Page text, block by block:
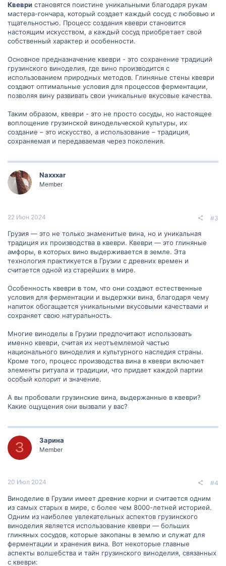
Квеври становятся поистине уникальными благодаря рукам
мастера-гончара, который создает каждый сосуд с любовью и
тщательностью. Процесс создания квеври становится
настоящим искусством, а каждый сосуд приобретает свой
собственный характер и особенности.
Основное предназначение квеври - это сохранение традиций
грузинского виноделия, где вино производится с
использованием природных методов. Глиняные стены квеври
создают оптимальные условия для процессов ферментации,
позволяя вину развивать свои уникальные вкусовые качества.
Таким образом, квеври - это не просто сосуды, но настоящее
воплощение грузинской винодельческой культуры, их
создание – это искусство, а использование – традиция,
сохраняемая и передаваемая через поколения.
Naxxxar
Member
22 Июн 2024 #3
Грузия — это не только знаменитые вина, но и уникальная
традиция их производства в квеври. Квеври — это глиняные
амфоры, в которых вино выдерживается в земле. Эта
технология практикуется в Грузии с древних времен и
считается одной из старейших в мире.
Особенность квеври в том, что они создают естественные
условия для ферментации и выдержки вина, благодаря чему
напиток обогащается уникальными вкусовыми качествами и
сохраняет свою натуральность.
Многие виноделы в Грузии предпочитают использовать
именно квеври, считая их неотъемлемой частью
национального виноделия и культурного наследия страны.
Кроме того, процесс производства вина в квеври включает
элементы ритуала и традиции, что придает каждой партии
особый колорит и значение.
А вы пробовали грузинские вина, выдержанные в квеври?
Какие ощущения они вызвали у вас?
З Зарина
Member
20 Июл 2024 #4
Виноделие в Грузии имеет древние корни и считается одним
из самых старых в мире, с более чем 8000-летней историей.
Одним из наиболее увлекательных аспектов грузинского
виноделия является использование квеври — больших
глиняных сосудов, которые закопаны в землю и служат для
ферментации и хранения вина. Вот некоторые главные
аспекты волшебства и тайн грузинского виноделия, связанных
с квеври: